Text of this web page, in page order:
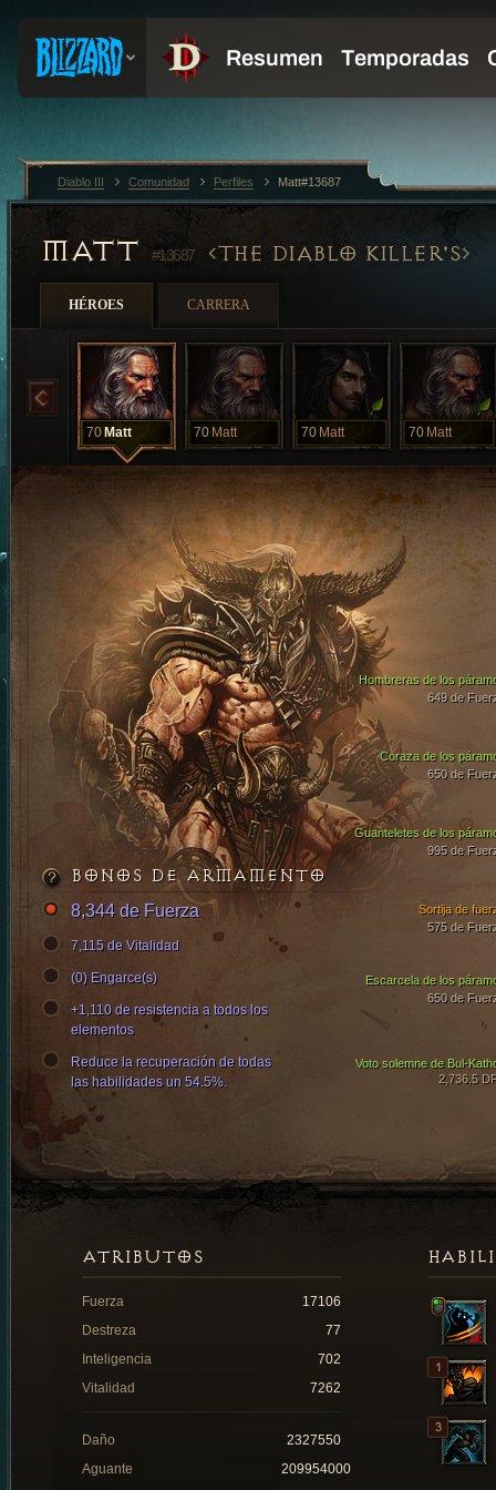
MATT #13687 THE DIABLO KILLER'S
HÉROES CARRERA
70 Matt 70 Matt 70 Matt 70 Matt
Coraza de los
650 de
Guanteletes de los
995 de
Hombreras de los
649 de
Escarcela de los
650 de
Voto solemne de Bul-
2,736.5
Sortija de
575 de
BONOS DE ARMAMENTO
8,344 de Fuerza
7,115 de Vitalidad
(0) Engarce(s)
+1,110 de resistencia a todos los
elementos
Reduce la recuperación de todas
las habilidades un 54.5%.
ATRIBUTOS
Fuerza
17106
Destreza
77
Inteligencia
702
Vitalidad
7262
Daño
2327550
Aguante
209954000
Diablo III Comunidad Perfiles Matt#13687